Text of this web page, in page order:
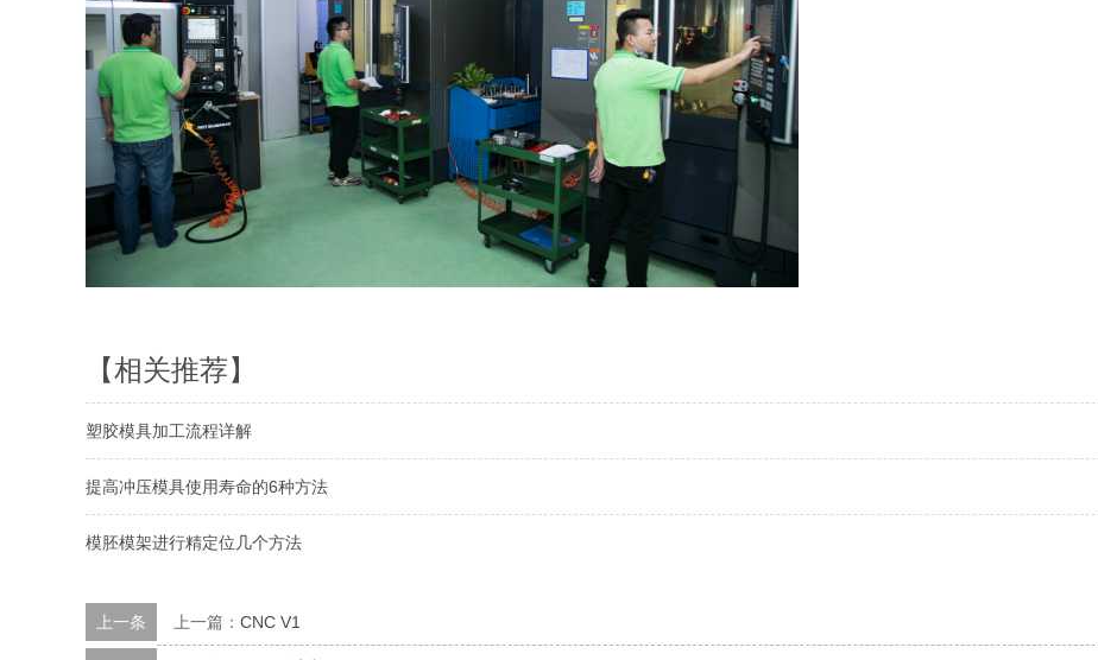
【相关推荐】
塑胶模具加工流程详解
提高冲压模具使用寿命的6种方法
模胚模架进行精定位几个方法
上一条 上一篇： CNC V1